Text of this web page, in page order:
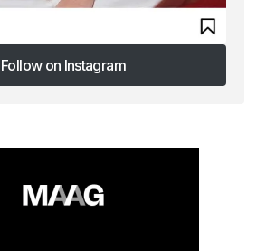
Follow on Instagram
Follow on Instagram